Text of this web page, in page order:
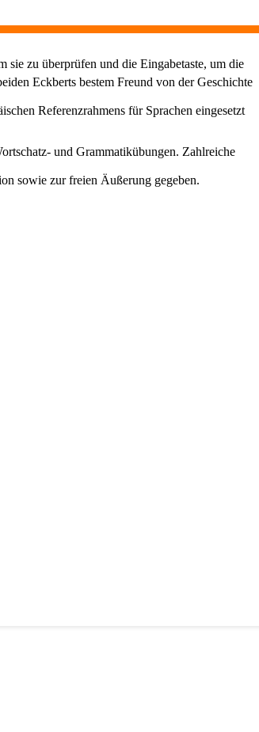
sie zu überprüfen und die Eingabetaste, um die
Eckberts bestem Freund von der Geschichte
Referenzrahmens für Sprachen eingesetzt
und Grammatikübungen. Zahlreiche
sowie zur freien Äußerung gegeben.